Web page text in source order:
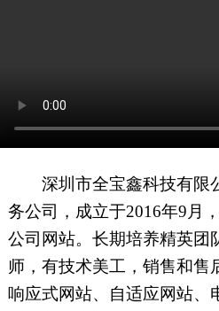
深圳市全宝鑫科技有限
务公司，成立于2016年9月
公司网站。长期培养精英团
师，有技术美工，销售和售
响应式网站、自适应网站、